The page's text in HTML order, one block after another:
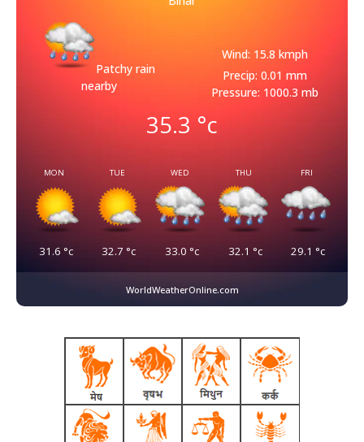
Patchy rain
nearby
Wind: 15.8 kmph
Precip: 0.01 mm
Pressure: 1000.3 mb
35.3 °c
MON
31.6 °c
TUE
32.7 °c
WED
33.0 °c
THU
32.1 °c
FRI
29.1 °c
WorldWeatherOnline.com